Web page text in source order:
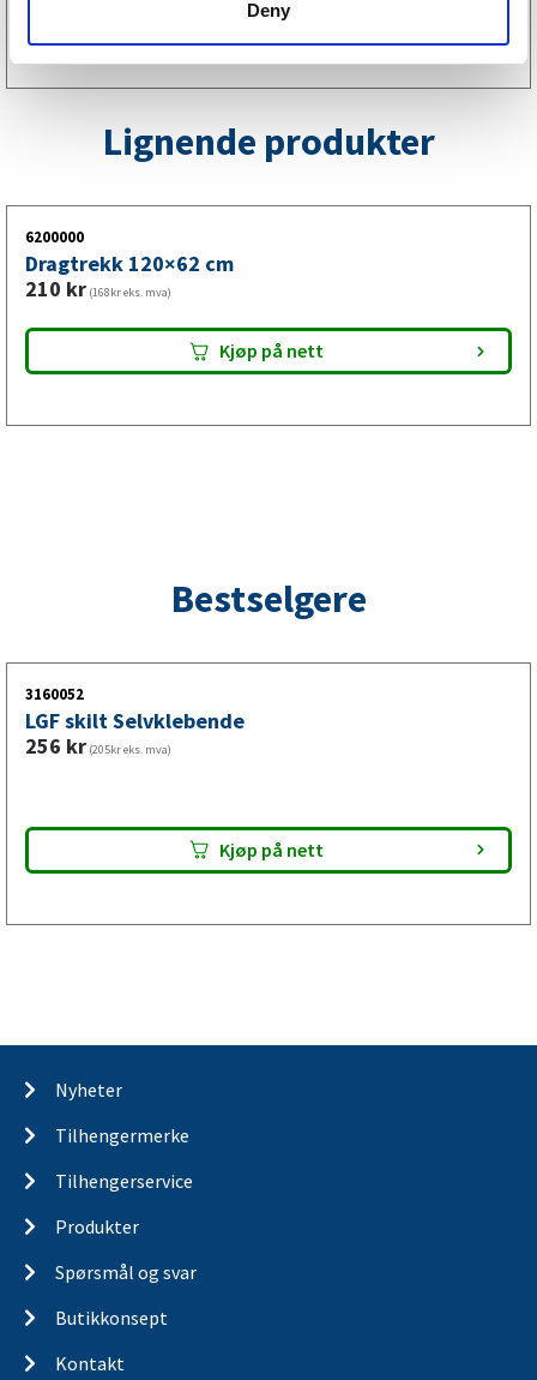
Deny
Kjøp på nett
Lignende produkter
6200000
Dragtrekk 120×62 cm
210 kr (168kr eks. mva)
Kjøp på nett
Bestselgere
3160052
LGF skilt Selvklebende
256 kr (205kr eks. mva)
Kjøp på nett
Nyheter
Tilhengermerke
Tilhengerservice
Produkter
Spørsmål og svar
Butikkonsept
Kontakt